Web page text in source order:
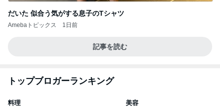
だいた 似合う気がする息子のTシャツ
Amebaトピックス 1日前
記事を読む
トップブロガーランキング
料理 美容